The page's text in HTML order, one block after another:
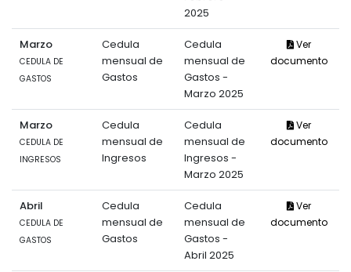
2025
Marzo
CEDULA DE
GASTOS
Cedula
mensual de
Gastos
Cedula
mensual de
Gastos -
Marzo 2025
Ver
documento
Marzo
CEDULA DE
INGRESOS
Cedula
mensual de
Ingresos
Cedula
mensual de
Ingresos -
Marzo 2025
Ver
documento
Abril
CEDULA DE
GASTOS
Cedula
mensual de
Gastos
Cedula
mensual de
Gastos -
Abril 2025
Ver
documento